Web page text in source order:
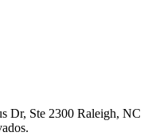
Dr, Ste 2300 Raleigh, NC